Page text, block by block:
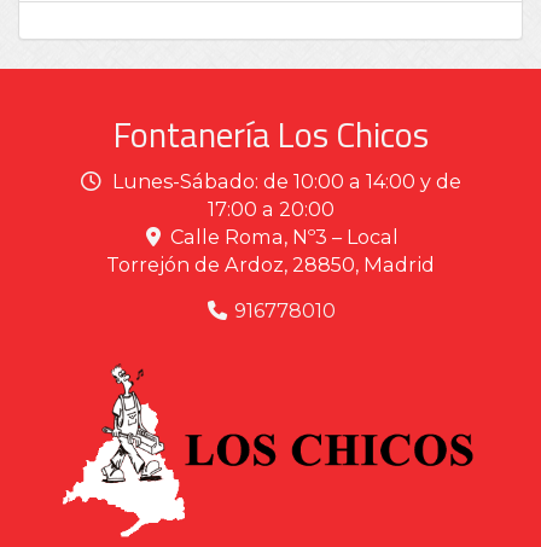
Fontanería Los Chicos
Lunes-Sábado: de 10:00 a 14:00 y de
17:00 a 20:00
Calle Roma, Nº3 – Local
Torrejón de Ardoz, 28850, Madrid
916778010